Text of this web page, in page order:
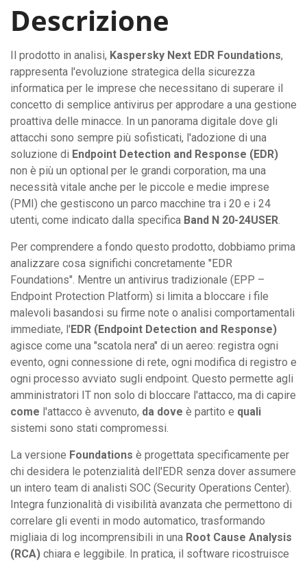
Descrizione
Il prodotto in analisi, Kaspersky Next EDR Foundations,
rappresenta l'evoluzione strategica della sicurezza
informatica per le imprese che necessitano di superare il
concetto di semplice antivirus per approdare a una gestione
proattiva delle minacce. In un panorama digitale dove gli
attacchi sono sempre più sofisticati, l'adozione di una
soluzione di Endpoint Detection and Response (EDR)
non è più un optional per le grandi corporation, ma una
necessità vitale anche per le piccole e medie imprese
(PMI) che gestiscono un parco macchine tra i 20 e i 24
utenti, come indicato dalla specifica Band N 20-24USER.
Per comprendere a fondo questo prodotto, dobbiamo prima
analizzare cosa significhi concretamente "EDR
Foundations". Mentre un antivirus tradizionale (EPP –
Endpoint Protection Platform) si limita a bloccare i file
malevoli basandosi su firme note o analisi comportamentali
immediate, l'EDR (Endpoint Detection and Response)
agisce come una "scatola nera" di un aereo: registra ogni
evento, ogni connessione di rete, ogni modifica di registro e
ogni processo avviato sugli endpoint. Questo permette agli
amministratori IT non solo di bloccare l'attacco, ma di capire
come l'attacco è avvenuto, da dove è partito e quali
sistemi sono stati compromessi.
La versione Foundations è progettata specificamente per
chi desidera le potenzialità dell'EDR senza dover assumere
un intero team di analisti SOC (Security Operations Center).
Integra funzionalità di visibilità avanzata che permettono di
correlare gli eventi in modo automatico, trasformando
migliaia di log incomprensibili in una Root Cause Analysis
(RCA) chiara e leggibile. In pratica, il software ricostruisce